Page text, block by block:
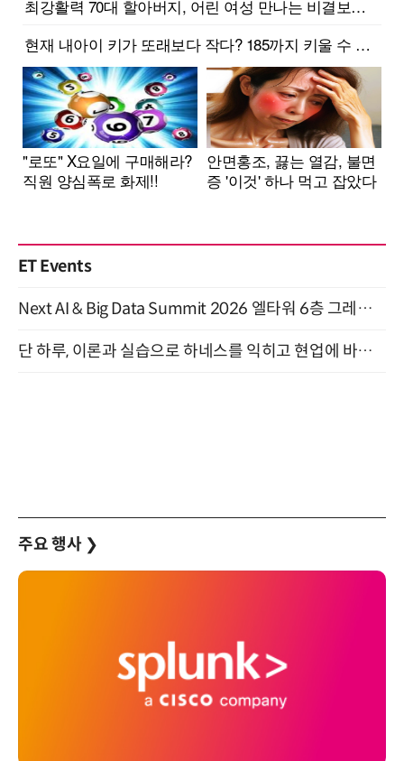
ET Events
Next AI & Big Data Summit 2026 엘타워 6층 그레이스홀 개최 (9/18)
단 하루, 이론과 실습으로 하네스를 익히고 현업에 바로 쓰는 핸즈온 워크숍 (8/20)
주요 행사 ❯